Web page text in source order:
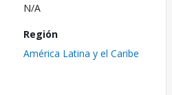
N/A
Región
América Latina y el Caribe